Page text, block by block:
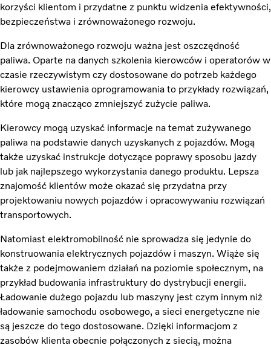
korzyści klientom i przydatne z punktu widzenia efektywności,
bezpieczeństwa i zrównoważonego rozwoju.
Dla zrównoważonego rozwoju ważna jest oszczędność
paliwa. Oparte na danych szkolenia kierowców i operatorów w
czasie rzeczywistym czy dostosowane do potrzeb każdego
kierowcy ustawienia oprogramowania to przykłady rozwiązań,
które mogą znacząco zmniejszyć zużycie paliwa.
Kierowcy mogą uzyskać informacje na temat zużywanego
paliwa na podstawie danych uzyskanych z pojazdów. Mogą
także uzyskać instrukcje dotyczące poprawy sposobu jazdy
lub jak najlepszego wykorzystania danego produktu. Lepsza
znajomość klientów może okazać się przydatna przy
projektowaniu nowych pojazdów i opracowywaniu rozwiązań
transportowych.
Natomiast elektromobilność nie sprowadza się jedynie do
konstruowania elektrycznych pojazdów i maszyn. Wiąże się
także z podejmowaniem działań na poziomie społecznym, na
przykład budowania infrastruktury do dystrybucji energii.
Ładowanie dużego pojazdu lub maszyny jest czym innym niż
ładowanie samochodu osobowego, a sieci energetyczne nie
są jeszcze do tego dostosowane. Dzięki informacjom z
zasobów klienta obecnie połączonych z siecią, można